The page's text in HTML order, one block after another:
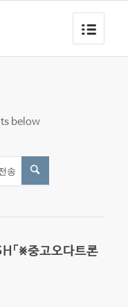
below
「⨳중고오다트론